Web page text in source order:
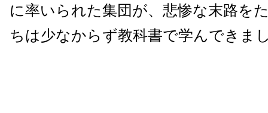
に率いられた集団が、悲惨な末路を
ちは少なからず教科書で学んできま